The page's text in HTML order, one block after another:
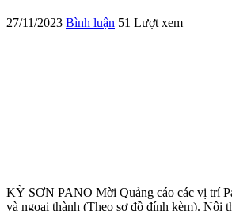
27/11/2023 Bình luận 51 Lượt xem
KỲ SƠN PANO Mời Quảng cáo các vị trí
và ngoại thành (Theo sơ đồ đính kèm). Nội